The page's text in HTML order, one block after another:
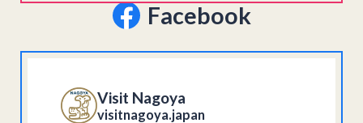
Facebook
Visit Nagoya
visitnagoya.japan